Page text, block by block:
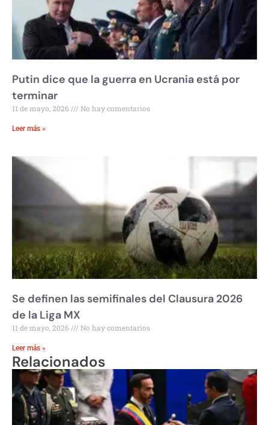
Putin dice que la guerra en Ucrania está por
terminar
11 de mayo, 2026 No hay comentarios
Leer más »
Se definen las semifinales del Clausura 2026
de la Liga MX
11 de mayo, 2026 No hay comentarios
Leer más »
Relacionados